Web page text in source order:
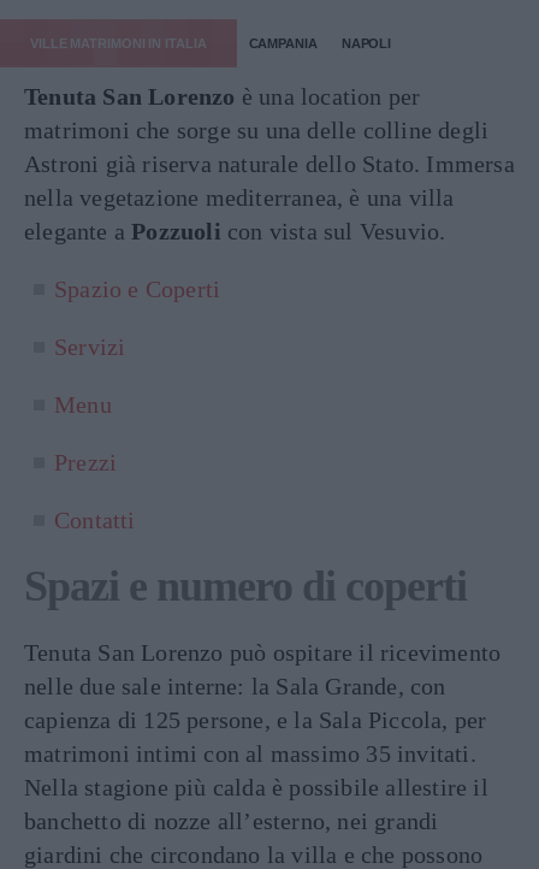
VILLE MATRIMONI IN ITALIA CAMPANIA NAPOLI
Tenuta San Lorenzo è una location per
matrimoni che sorge su una delle colline degli
Astroni già riserva naturale dello Stato. Immersa
nella vegetazione mediterranea, è una villa
elegante aPozzuoli con vista sul Vesuvio.
Spazio e Coperti
Servizi
Menu
Prezzi
Contatti
Spazi e numero di coperti
Tenuta San Lorenzo può ospitare il ricevimento
nelle due sale interne: la Sala Grande, con
capienza di 125 persone, e la Sala Piccola, per
matrimoni intimi con al massimo 35 invitati.
Nella stagione più calda è possibile allestire il
banchetto di nozze all’esterno, nei grandi
giardini che circondano la villa e che possono